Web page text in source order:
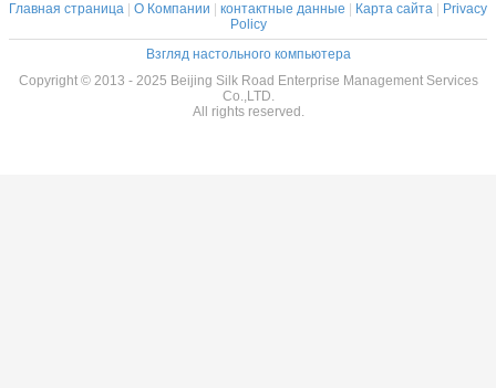
Главная страница О Компании контактные данные Карта сайта
Privacy
Policy
Взгляд настольного компьютера
Copyright © 2013 - 2025 Beijing Silk Road Enterprise Management Services
Co.,LTD.
All rights reserved.